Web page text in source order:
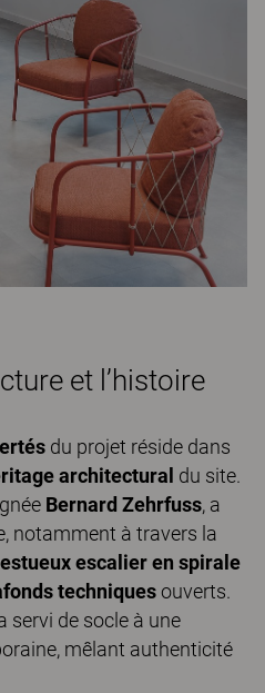
et l’histoire
du projet réside dans
architectural du site.
Bernard Zehrfuss, a
notamment à travers la
escalier en spirale
techniquesouverts.
servi de socle à une
mêlant authenticité